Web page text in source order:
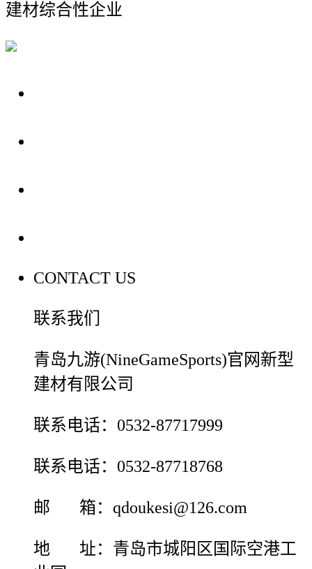
建材综合性企业
CONTACT US
联系我们
青岛九游(NineGameSports)官网新型
建材有限公司
联系电话：0532-87717999
联系电话：0532-87718768
邮 箱：qdoukesi@126.com
地 址：青岛市城阳区国际空港工